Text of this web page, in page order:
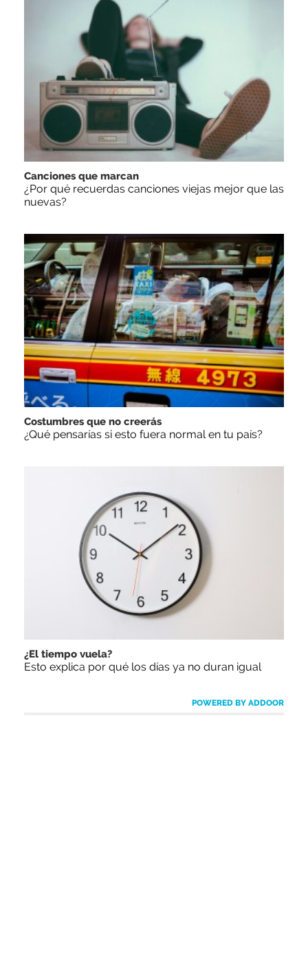
Canciones que marcan
¿Por qué recuerdas canciones viejas mejor que las
nuevas?
Costumbres que no creerás
¿Qué pensarías si esto fuera normal en tu país?
¿El tiempo vuela?
Esto explica por qué los días ya no duran igual
POWERED BY ADDOOR